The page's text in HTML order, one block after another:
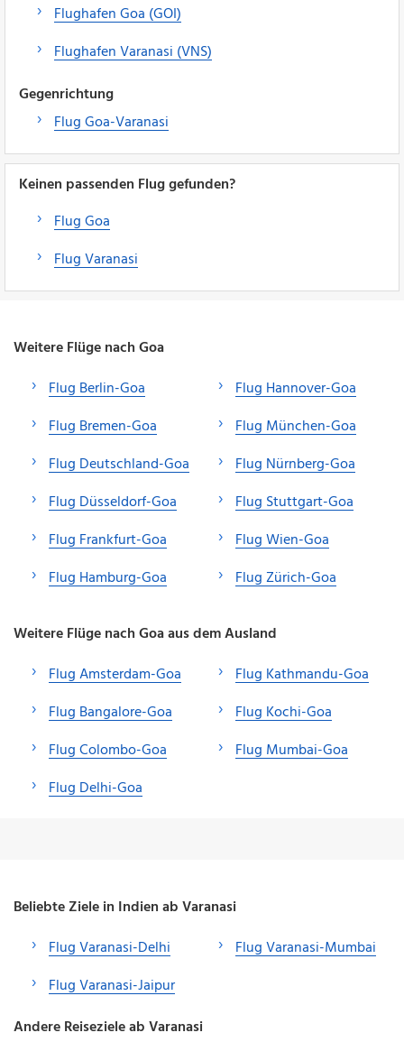
Flughafen Goa (GOI)
Flughafen Varanasi (VNS)
Gegenrichtung
Flug Goa-Varanasi
Keinen passenden Flug gefunden?
Flug Goa
Flug Varanasi
Weitere Flüge nach Goa
Flug Berlin-Goa
Flug Bremen-Goa
Flug Deutschland-Goa
Flug Düsseldorf-Goa
Flug Frankfurt-Goa
Flug Hamburg-Goa
Flug Hannover-Goa
Flug München-Goa
Flug Nürnberg-Goa
Flug Stuttgart-Goa
Flug Wien-Goa
Flug Zürich-Goa
Weitere Flüge nach Goa aus dem Ausland
Flug Amsterdam-Goa
Flug Bangalore-Goa
Flug Colombo-Goa
Flug Delhi-Goa
Flug Kathmandu-Goa
Flug Kochi-Goa
Flug Mumbai-Goa
Beliebte Ziele in Indien ab Varanasi
Flug Varanasi-Delhi
Flug Varanasi-Jaipur
Flug Varanasi-Mumbai
Andere Reiseziele ab Varanasi